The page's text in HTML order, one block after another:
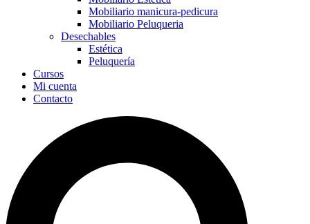
Mobiliario manicura-pedicura
Mobiliario Peluqueria
Desechables
Estética
Peluquería
Cursos
Mi cuenta
Contacto